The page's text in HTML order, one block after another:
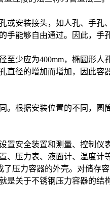
安装接头，如人孔、手
能够自由通过。因此，
少应为400mm，椭圆形人孔
径的增加而增加，因此
根据安装位置的不同，
安全装置和测量、控制
、压力表、液面计、温度计等
压力容器的外壳。对储
关于不锈钢压力容器的结